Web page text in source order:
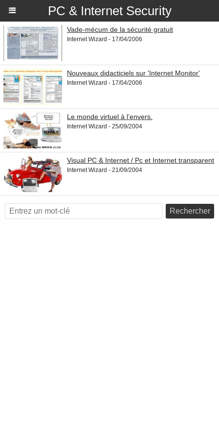
PC & Internet Security
Vade-mécum de la sécurité gratuit
Internet Wizard - 17/04/2006
Nouveaux didacticiels sur 'Internet Monitor'
Internet Wizard - 17/04/2006
Le monde virtuel à l’envers.
Internet Wizard - 25/09/2004
Visual PC & Internet / Pc et Internet transparent
Internet Wizard - 21/09/2004
Rechercher